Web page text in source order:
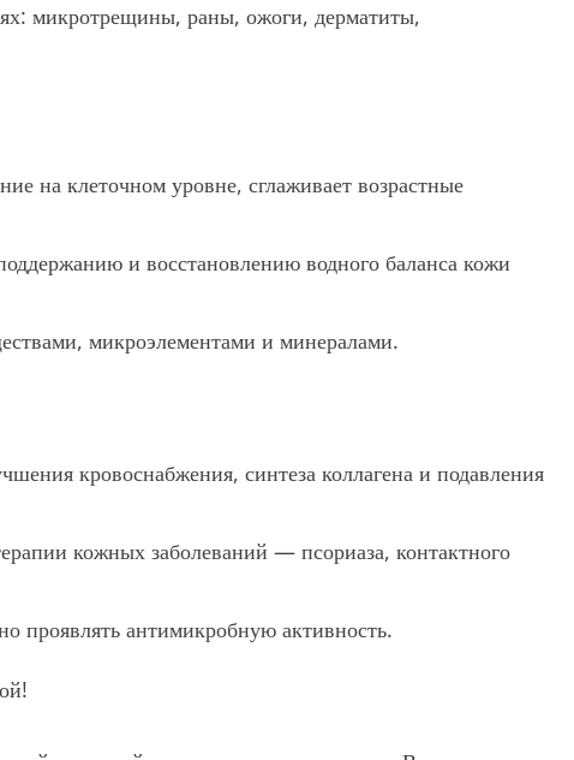
микротрещины, раны, ожоги, дерматиты,
на клеточном уровне, сглаживает возрастные
и восстановлению водного баланса кожи
микроэлементами и минералами.
кровоснабжения, синтеза коллагена и подавления
кожных заболеваний — псориаза, контактного
проявлять антимикробную активность.